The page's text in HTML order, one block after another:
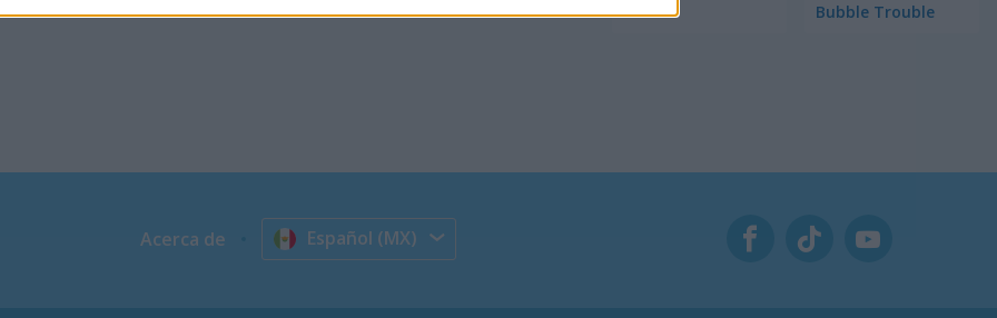
Vex 9 Bubble Trouble
Acerca de Español (MX)